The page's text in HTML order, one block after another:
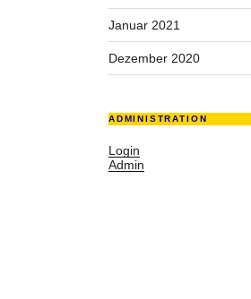
Januar 2021
Dezember 2020
ADMINISTRATION
Login
Admin